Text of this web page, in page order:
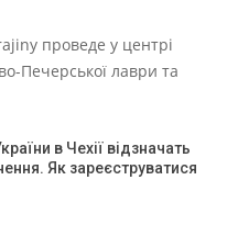
проведе у центрі
Печерської лаври та
в Чехії відзначать
Як зареєструватися